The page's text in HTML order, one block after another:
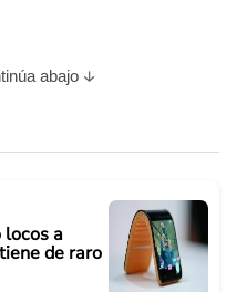
abajo
a
de raro